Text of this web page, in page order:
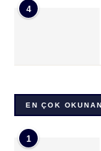
4
EN ÇOK
1